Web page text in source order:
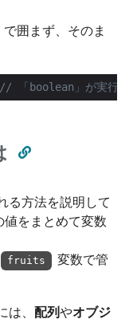
で囲まず、そのま
る方法を説明して
値をまとめて変数
fruits
変数で管
は、 配列やオブジ